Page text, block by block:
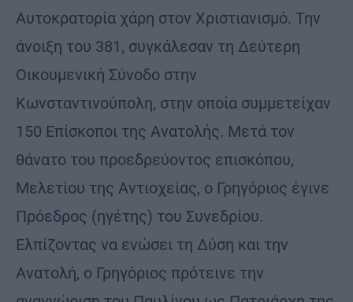
Αυτοκρατορία χάρη στον Χριστιανισμό. Την
άνοιξη του 381, συγκάλεσαν τη Δεύτερη
Οικουμενική Σύνοδο στην
Κωνσταντινούπολη, στην οποία συμμετείχαν
150 Επίσκοποι της Ανατολής. Μετά τον
θάνατο του προεδρεύοντος επισκόπου,
Μελετίου της Αντιοχείας, ο Γρηγόριος έγινε
Πρόεδρος (ηγέτης) του Συνεδρίου.
Ελπίζοντας να ενώσει τη Δύση και την
Ανατολή, ο Γρηγόριος πρότεινε την